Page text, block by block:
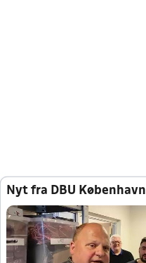
Nyt fra DBU København